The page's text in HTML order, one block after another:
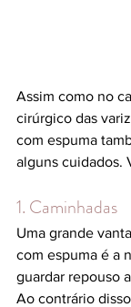
Assim como no
cirúrgico das
com espuma
alguns cuidados.
1. Caminhadas
Uma grande
com espuma é a
guardar repouso
Ao contrário